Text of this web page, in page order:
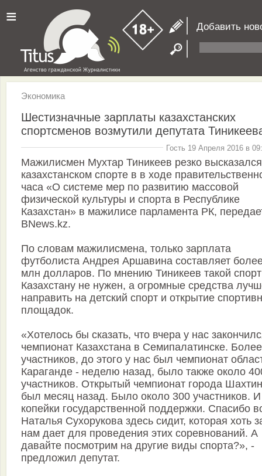
≡ Добавить
Экономика
Шестизначные зарплаты казахстанских
спортсменов возмутили депутата
Гость 19 Апреля 2016 в
Мажилисмен Мухтар Тиникеев резко
казахстанском спорте в в ходе
часа «О системе мер по развитию массовой
физической культуры и спорта в Республике
Казахстан» в мажилисе парламента РК,
BNews.kz.
По словам мажилисмена, только зарплата
футболиста Андрея Аршавина составляет
млн долларов. По мнению Тиникеев такой спорт
Казахстану не нужен, а огромные средства
направить на детский спорт и открытие
площадок.
«Хотелось бы сказать, что вчера у нас
чемпионат Казахстана в Семипалатинске.
участников, до этого у нас был чемпионат
Караганде - неделю назад, было также около
участников. Открытый чемпионат города
был месяц назад. Было около 300 участников.
копейки государственной поддержки. Спасибо
Наталья Сухорукова здесь сидит, которая хоть
нам дает для проведения этих соревнований. А
давайте посмотрим на другие виды спорта?», -
предложил депутат.